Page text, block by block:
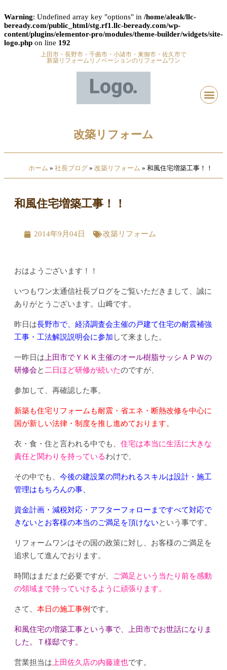
Warning: Undefined array key "options" in /home/aleak/llc-
beready.com/public_html/stg.rf1.llc-beready.com/wp-
content/plugins/elementor-pro/modules/theme-builder/widgets/site-
logo.php on line 192
上田市・長野市・千曲市・小諸市・東御市・佐久市で
新築リフォームリノベーションのリフォームワン
改築リフォーム
ホーム » 社長ブログ » 改築リフォーム » 和風住宅増築工事！！
和風住宅増築工事！！
2014年9月04日 改築リフォーム
おはようございます！！
いつもワン太通信社長ブログをご覧いただきまして、誠に
ありがとうございます。山﨑です。
昨日は長野市で、経済調査会主催の戸建て住宅の耐震補強
工事・工法解説説明会に参加 して来ました。
一昨日は上田市でＹＫＫ主催のオール樹脂サッシＡＰＷの
研修会と二日ほど研修が続いたのですが、
参加して、再確認した事。
新築も住宅リフォームも耐震・省エネ・断熱改修を中心に
国が新しい法律・制度を推し進めております。
衣・食・住と言われる中でも、 住宅は本当に生活に大きな
責任と関わりを持っているわけで、
その中でも、 今後の建設業の問われるスキルは設計・施工
管理はもちろんの事、
資金計画・減税対応・アフターフォローまですべて対応で
きないとお客様の本当のご満足を頂けないという事です。
リフォームワンはその国の政策に対し、お客様のご満足を
追求して進んでおります。
時間はまだまだ必要ですが、
ご満足という当たり前を感動
の領域まで持っていけるように頑張ります。
さて、 本日の施工事例 です。
和風住宅の増築工事という事で、上田市でお世話になりま
した。Ｔ様邸です。
営業担当は上田佐久店の内藤達也です。